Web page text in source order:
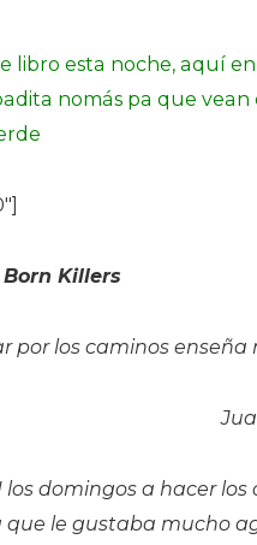
libro esta noche, aquí en
nomás pa que vean
Born Killers
por los caminos enseña
domingos a hacer los
que le gustaba mucho